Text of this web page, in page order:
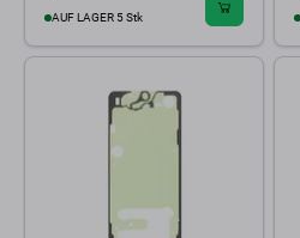
AUF LAGER 5 Stk